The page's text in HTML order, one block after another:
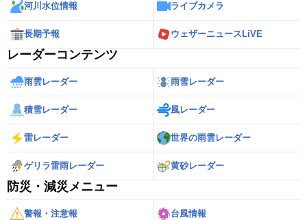
河川水位情報 ライブカメラ
長期予報 ウェザーニュースLiVE
レーダーコンテンツ
雨雲レーダー 雨雪レーダー
積雪レーダー 風レーダー
雷レーダー 世界の雨雲レーダー
ゲリラ雷雨レーダー 黄砂レーダー
防災・減災メニュー
警報・注意報 台風情報